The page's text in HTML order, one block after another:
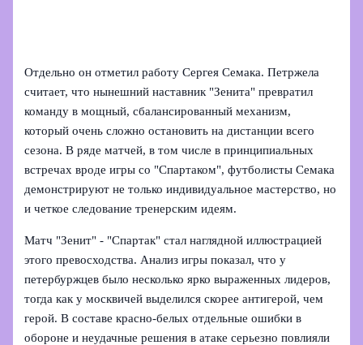
Отдельно он отметил работу Сергея Семака. Петржела
считает, что нынешний наставник "Зенита" превратил
команду в мощный, сбалансированный механизм,
который очень сложно остановить на дистанции всего
сезона. В ряде матчей, в том числе в принципиальных
встречах вроде игры со "Спартаком", футболисты Семака
демонстрируют не только индивидуальное мастерство, но
и четкое следование тренерским идеям.
Матч "Зенит" - "Спартак" стал наглядной иллюстрацией
этого превосходства. Анализ игры показал, что у
петербуржцев было несколько ярко выраженных лидеров,
тогда как у москвичей выделился скорее антигерой, чем
герой. В составе красно-белых отдельные ошибки в
обороне и неудачные решения в атаке серьезно повлияли